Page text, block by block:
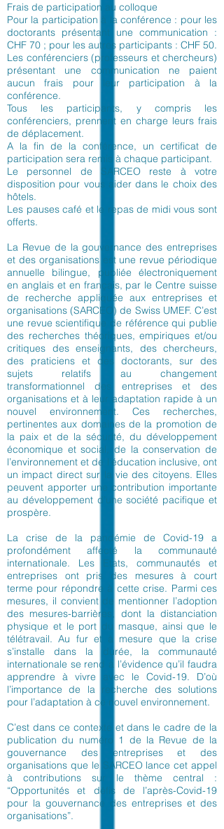
Frais de participation au colloque
Pour la participation à la conférence : pour les
doctorants présentant une communication :
CHF 70 ; pour les autres participants : CHF 50.
Les conférenciers (professeurs et chercheurs)
présentant une communication ne paient
aucun frais pour leur participation à la
conférence.
Tous les participants, y compris les
conférenciers, prennent en charge leurs frais
de déplacement.
A la fin de la conférence, un certificat de
participation sera remis à chaque participant.
Le personnel de SARCEO reste à votre
disposition pour vous aider dans le choix des
hôtels.
Les pauses café et le repas de midi vous sont
offerts.
La Revue de la gouvernance des entreprises
et des organisations est une revue périodique
annuelle bilingue, publiée électroniquement
en anglais et en français, par le Centre suisse
de recherche appliquée aux entreprises et
organisations (SARCEO) de Swiss UMEF. C’est
une revue scientifique de référence qui publie
des recherches théoriques, empiriques et/ou
critiques des enseignants, des chercheurs,
des praticiens et des doctorants, sur des
sujets relatifs au changement
transformationnel des entreprises et des
organisations et à leur adaptation rapide à un
nouvel environnement. Ces recherches,
pertinentes aux domaines de la promotion de
la paix et de la sécurité, du développement
économique et social, de la conservation de
l’environnement et de l’éducation inclusive, ont
un impact direct sur la vie des citoyens. Elles
peuvent apporter une contribution importante
au développement d’une société pacifique et
prospère.
La crise de la pandémie de Covid-19 a
profondément affecté la communauté
internationale. Les Etats, communautés et
entreprises ont pris des mesures à court
terme pour répondre à cette crise. Parmi ces
mesures, il convient de mentionner l’adoption
des mesures-barrières, dont la distanciation
physique et le port du masque, ainsi que le
télétravail. Au fur et à mesure que la crise
s’installe dans la durée, la communauté
internationale se rend à l’évidence qu’il faudra
apprendre à vivre avec le Covid-19. D’où
l’importance de la recherche des solutions
pour l’adaptation à ce nouvel environnement.
C’est dans ce contexte et dans le cadre de la
publication du numéro 1 de la Revue de la
gouvernance des entreprises et des
organisations que le SARCEO lance cet appel
à contributions sur le thème central :
“Opportunités et défis de l’après-Covid-19
pour la gouvernance des entreprises et des
organisations”.